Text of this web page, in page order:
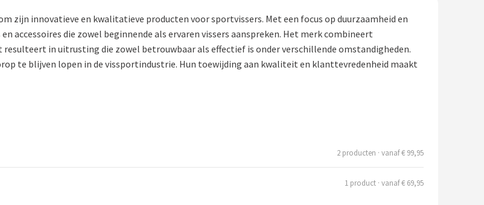
zijn innovatieve en kwalitatieve producten voor sportvissers. Met een focus op duurzaamheid en
accessoires die zowel beginnende als ervaren vissers aanspreken. Het merk combineert
in uitrusting die zowel betrouwbaar als effectief is onder verschillende omstandigheden.
te blijven lopen in de vissportindustrie. Hun toewijding aan kwaliteit en klanttevredenheid maakt
2 producten · vanaf € 99,95
1 product · vanaf € 69,95